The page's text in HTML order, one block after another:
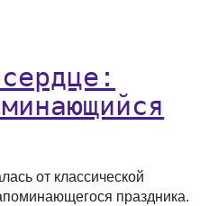
от классической
праздника.